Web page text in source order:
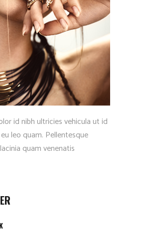
id nibh ultricies vehicula ut id
leo quam. Pellentesque
quam venenatis